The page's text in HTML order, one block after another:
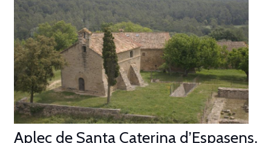
Aplec de Santa Caterina d’Espasens,